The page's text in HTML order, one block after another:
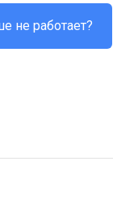
не работает?